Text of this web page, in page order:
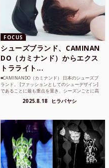
FOCUS
シューズブランド、CAMINAN
DO（カミナンド）からエクス
トラライト...
■CAMINANDO（カミナンド） 日本のシューズブ
ランド。 [ファッションとしてのシューデザイン]
であることに最も重点を置き、シーズンごとに高
2025.8.18 ヒラバヤシ